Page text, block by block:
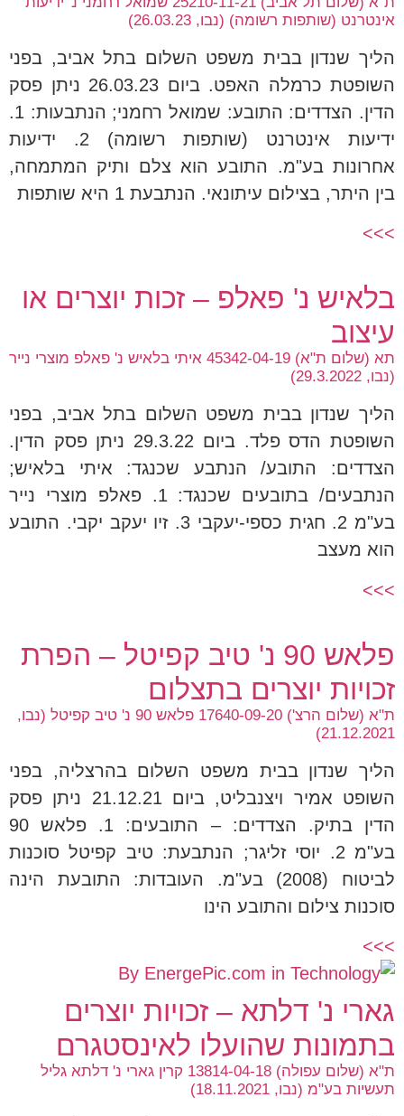
אינטרנט (שותפות רשומה) (נבו, 26.03.23)
הליך שנדון בבית משפט השלום בתל אביב, בפני
השופטת כרמלה האפט. ביום 26.03.23 ניתן פסק
הדין. הצדדים: התובע: שמואל רחמני; הנתבעות: 1.
ידיעות אינטרנט (שותפות רשומה) 2. ידיעות
אחרונות בע"מ. התובע הוא צלם ותיק המתמחה,
בין היתר, בצילום עיתונאי. הנתבעת 1 היא שותפות
>>>
בלאיש נ' פאלפ – זכות יוצרים או
עיצוב
תא (שלום ת"א) 45342-04-19 איתי בלאיש נ' פאלפ מוצרי נייר
(נבו, 29.3.2022)
הליך שנדון בבית משפט השלום בתל אביב, בפני
השופטת הדס פלד. ביום 29.3.22 ניתן פסק הדין.
הצדדים: התובע/ הנתבע שכנגד: איתי בלאיש;
הנתבעים/ בתובעים שכנגד: 1. פאלפ מוצרי נייר
בע"מ 2. חגית כספי-יעקבי 3. זיו יעקב יקבי. התובע
הוא מעצב
>>>
פלאש 90 נ' טיב קפיטל – הפרת
זכויות יוצרים בתצלום
ת"א (שלום הרצ') 17640-09-20 פלאש 90 נ' טיב קפיטל (נבו,
21.12.2021)
הליך שנדון בבית משפט השלום בהרצליה, בפני
השופט אמיר ויצנבליט, ביום 21.12.21 ניתן פסק
הדין בתיק. הצדדים: – התובעים: 1. פלאש 90
בע"מ 2. יוסי זליגר; הנתבעת: טיב קפיטל סוכנות
לביטוח (2008) בע"מ. העובדות: התובעת הינה
סוכנות צילום והתובע הינו
>>>
גארי נ' דלתא – זכויות יוצרים
בתמונות שהועלו לאינסטגרם
ת"א (שלום עפולה) 13814-04-18 קרין גארי נ' דלתא גליל
תעשיות בע"מ (נבו, 18.11.2021)